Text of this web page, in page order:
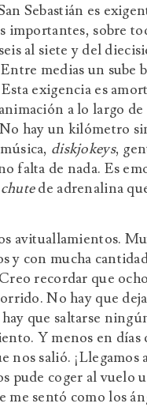
Sebastián es
importantes, sobre
al siete y del
medias un sube
exigencia es
a lo largo
hay un kilómetro
diskjokeys,
falta de nada. Es
chutede adrenalina
avituallamientos.
y con mucha
recordar que
No hay que
que saltarse
Y menos en días
nos salió. ¡Llegamos
pude coger al vuelo
me sentó como los